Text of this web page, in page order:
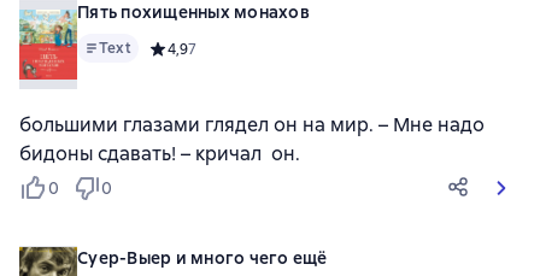
Пять похищенных монахов
Text Средний рейтинг 4,9 на основе 7 оценок
4,97
большими глазами глядел он на мир. – Мне надо
бидоны сдавать! – кричал он.
0 0
Суер-Выер и много чего ещё